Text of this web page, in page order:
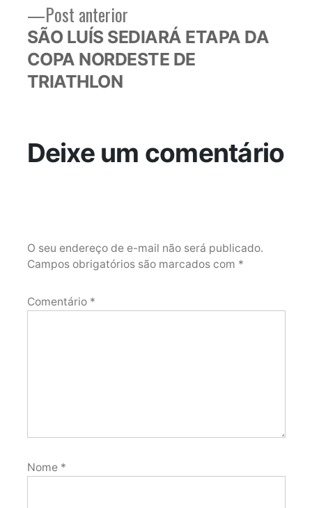
Post anteriorPost
anterior:
SÃO LUÍS SEDIARÁ ETAPA DA
COPA NORDESTE DE
TRIATHLON
Deixe um comentário
O seu endereço de e-mail não será publicado.
Campos obrigatórios são marcados com *
Comentário *
Nome *